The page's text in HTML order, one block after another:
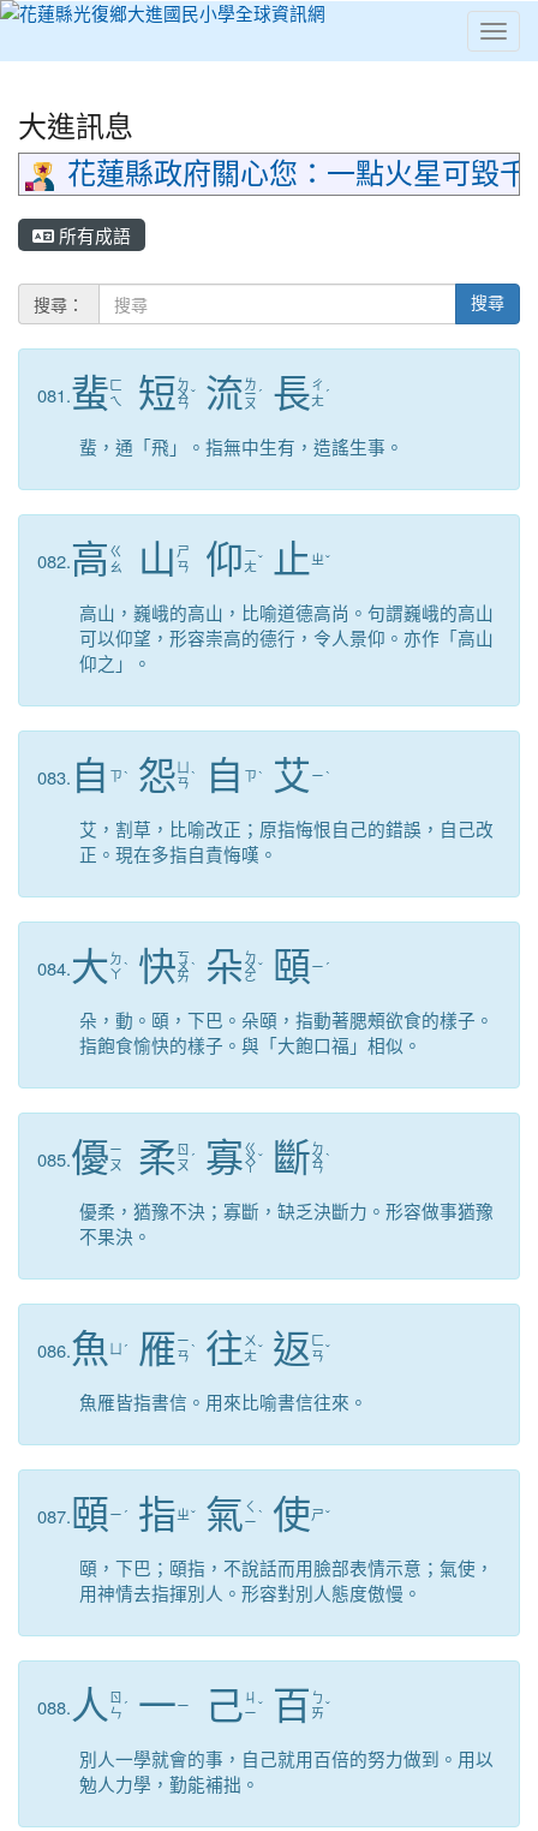
⏸
大進訊息
花蓮縣政府關心您：一點火星可毀
所有成語
搜尋： 搜尋
081.蜚 ㄈ
ㄟ
短 ㄉ
ㄨ
ㄢ
ˇ 流ㄌ
ㄧ
ㄡ
ˊ 長ㄔ
ㄤ ˊ
蜚，通「飛」。指無中生有，造謠生事。
082.高 ㄍ
ㄠ
山 ㄕ
ㄢ
仰 ㄧ
ㄤˇ 止 ㄓˇ
高山，巍峨的高山，比喻道德高尚。句謂巍峨的高山
可以仰望，形容崇高的德行，令人景仰。亦作「高山
仰之」。
083. 自 ㄗˋ 怨ㄢˋ 自 ㄗˋ 艾 ㄧˋ
艾，割草，比喻改正；原指悔恨自己的錯誤，自己改
正。現在多指自責悔嘆。
084.大 ㄉ
ㄚˋ 快ㄎ
ㄨ
ㄞ
ˋ 朵 ㄉ
ㄨ
ㄛ
ˇ 頤 ㄧ ˊ
朵，動。頤，下巴。朵頤，指動著腮頰欲食的樣子。
指飽食愉快的樣子。與「大飽口福」相似。
085.優ㄧ
ㄡ
柔 ㄖ
ㄡ ˊ 寡ㄍ
ㄨ
ㄚ
ˇ 斷 ㄉ
ㄨ
ㄢ
ˋ
優柔，猶豫不決；寡斷，缺乏決斷力。形容做事猶豫
不果決。
086.魚 ˊ 雁ㄧ
ㄢˋ 往 ㄨ
ㄤˇ 返 ㄈ
ㄢˇ
魚雁皆指書信。用來比喻書信往來。
087. 頤 ㄧ ˊ 指ㄓˇ 氣 ㄑ
ㄧˋ 使ㄕˇ
頤，下巴；頤指，不說話而用臉部表情示意；氣使，
用神情去指揮別人。形容對別人態度傲慢。
088. 人 ㄖ
ㄣ ˊ 一ㄧ 己 ㄐ
ㄧˇ 百 ㄅ
ㄞˇ
別人一學就會的事，自己就用百倍的努力做到。用以
勉人力學，勤能補拙。